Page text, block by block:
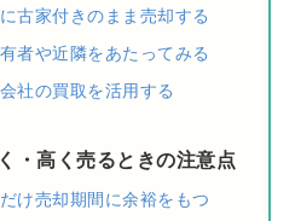
古家付きのまま売却する
者や近隣をあたってみる
社の買取を活用する
・高く売るときの注意点
け売却期間に余裕をもつ